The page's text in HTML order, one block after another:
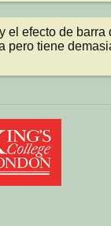
el efecto de barra
pero tiene